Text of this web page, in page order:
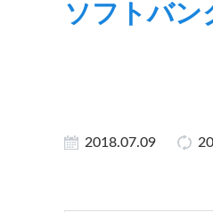
ソフトバン
2018.07.09